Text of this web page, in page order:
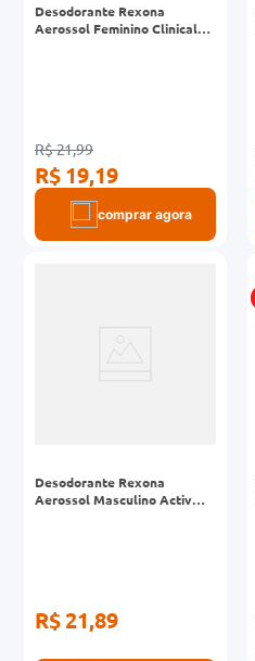
Desodorante Rexona
Aerossol Feminino Clinical
R$ 21,99
R$ 19,19
comprar agora
Desodorante Rexona
Aerossol Masculino Activ
R$ 21,89